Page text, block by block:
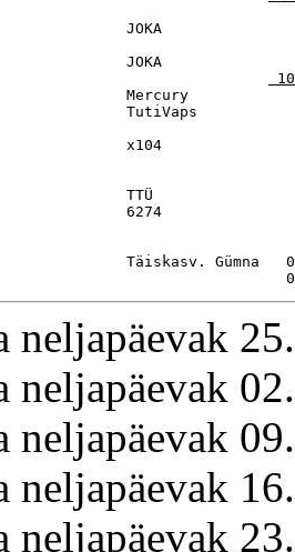
Mukk
10
Marko
neljapäevak
neljapäevak
neljapäevak
neljapäevak
neljapäevak